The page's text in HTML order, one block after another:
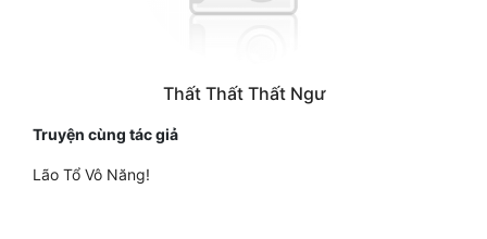
Thất Thất Thất Ngư
Truyện cùng tác giả
Lão Tổ Vô Năng!